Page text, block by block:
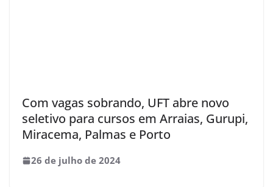
Com vagas sobrando, UFT abre novo
seletivo para cursos em Arraias, Gurupi,
Miracema, Palmas e Porto
26 de julho de 2024